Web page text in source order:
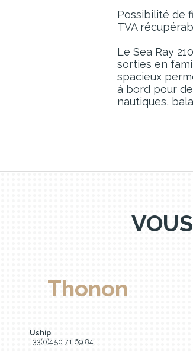
Possibilité de
TVA
Le Sea Ray
sorties en
spacieux
à bord pour
nautiques,
Thonon
Uship
+33(0)4 50 71 69 84